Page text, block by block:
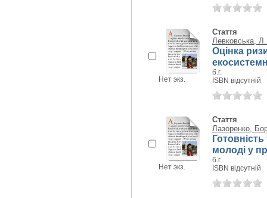
Нет экз.
Стаття
Левковська,
Оцінка
б.г.
ISBN відсутній
Нет экз.
Стаття
Лазоренко,
молоді у
б.г.
ISBN відсутній